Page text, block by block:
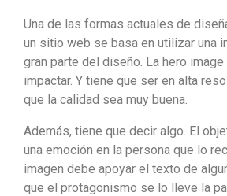
Una de las formas actuales de
un sitio web se basa en utilizar una
gran parte del diseño. La hero
impactar. Y tiene que ser en alta
que la calidad sea muy buena.
Además, tiene que decir algo. El
una emoción en la persona que lo
imagen debe apoyar el texto de
que el protagonismo se lo lleve la